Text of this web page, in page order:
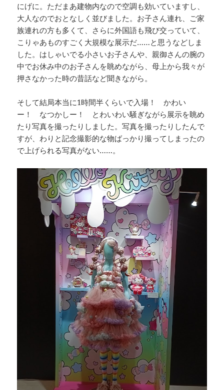
にげに。ただまあ建物内なので空調も効いていますし、
大人なのでおとなしく並びました。お子さん連れ、ご家
族連れの方も多くて、さらに外国語も飛び交っていて、
こりゃあものすごく大規模な展示だ……と思うなどしま
した。はしゃいでる小さいお子さんや、親御さんの腕の
中でお休み中のお子さんを眺めながら、母上から我々が
押さなかった時の昔話など聞きながら。
そして結局本当に1時間半くらいで入場！ かわい
ー！ なつかしー！ とわいわい騒ぎながら展示を眺め
たり写真を撮ったりしました。写真を撮ったりしたんで
すが、わりと記念撮影的な物ばっかり撮ってしまったの
で上げられる写真がない……。